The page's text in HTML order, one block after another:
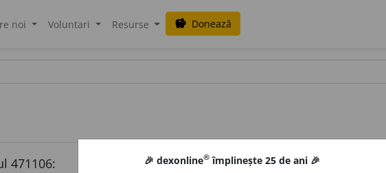
noi Voluntari Resurse savings Donează
471106: 🎉 dexonline® împlinește 25 de ani 🎉